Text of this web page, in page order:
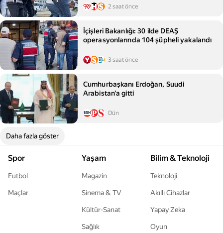
2 saat önce
İçişleri Bakanlığı: 30 ilde DEAŞ
operasyonlarında 104 şüpheli yakalandı
3 saat önce
Cumhurbaşkanı Erdoğan, Suudi
Arabistan'a gitti
Dün
Daha fazla göster
Spor
Futbol
Maçlar
Yaşam
Magazin
Sinema & TV
Kültür-Sanat
Sağlık
Bilim & Teknoloji
Teknoloji
Akıllı Cihazlar
Yapay Zeka
Oyun